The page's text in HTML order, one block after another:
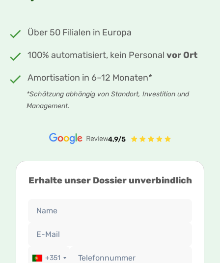
Über 50 Filialen in Europa
100% automatisiert, kein Personal vor Ort
Amortisation in 6–12 Monaten*
*Schätzung abhängig von Standort, Investition und
Management.
Erhalte unser Dossier unverbindlich
+351